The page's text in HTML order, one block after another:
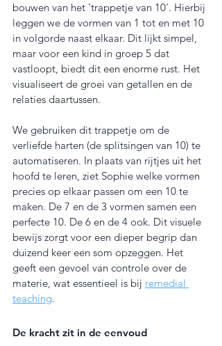
bouwen van het 'trappetje van 10'. Hierbij
leggen we de vormen van 1 tot en met 10
in volgorde naast elkaar. Dit lijkt simpel,
maar voor een kind in groep 5 dat
vastloopt, biedt dit een enorme rust. Het
visualiseert de groei van getallen en de
relaties daartussen.
We gebruiken dit trappetje om de
verliefde harten (de splitsingen van 10) te
automatiseren. In plaats van rijtjes uit het
hoofd te leren, ziet Sophie welke vormen
precies op elkaar passen om een 10 te
maken. De 7 en de 3 vormen samen een
perfecte 10. De 6 en de 4 ook. Dit visuele
bewijs zorgt voor een dieper begrip dan
duizend keer een som opzeggen. Het
geeft een gevoel van controle over de
materie, wat essentieel is bij remedial
teaching.
De kracht zit in de eenvoud